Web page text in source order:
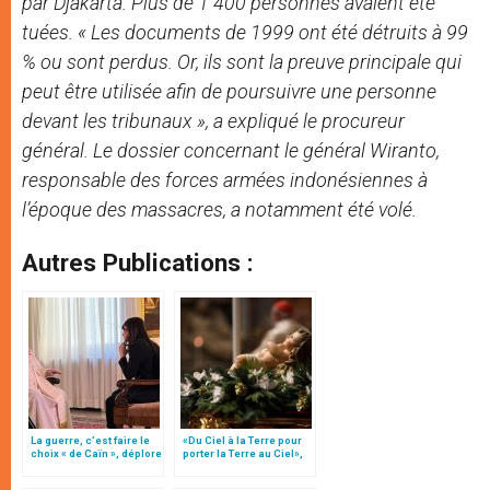
tuées. « Les documents de 1999 ont été détruits à 99
% ou sont perdus. Or, ils sont la preuve principale qui
peut être utilisée afin de poursuivre une personne
devant les tribunaux », a expliqué le procureur
général. Le dossier concernant le général Wiranto,
responsable des forces armées indonésiennes à
l’époque des massacres, a notamment été volé.
Autres Publications :
La guerre, c’est faire le
choix « de Caïn », déplore
«Du Ciel à la Terre pour
porter la Terre au Ciel»,